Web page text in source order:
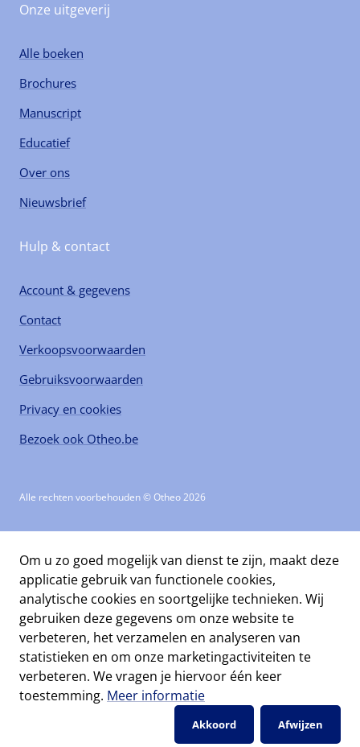
Onze uitgeverij
Alle boeken
Brochures
Manuscript
Educatief
Over ons
Nieuwsbrief
Hulp & contact
Account & gegevens
Contact
Verkoopsvoorwaarden
Gebruiksvoorwaarden
Privacy en cookies
Bezoek ook Otheo.be
Alle rechten voorbehouden © Otheo 2026
Om u zo goed mogelijk van dienst te zijn, maakt deze
applicatie gebruik van functionele cookies,
analytische cookies en soortgelijke technieken. Wij
gebruiken deze gegevens om onze website te
verbeteren, het verzamelen en analyseren van
statistieken en om onze marketingactiviteiten te
verbeteren. We vragen je hiervoor één keer
toestemming. Meer informatie
Akkoord Afwijzen